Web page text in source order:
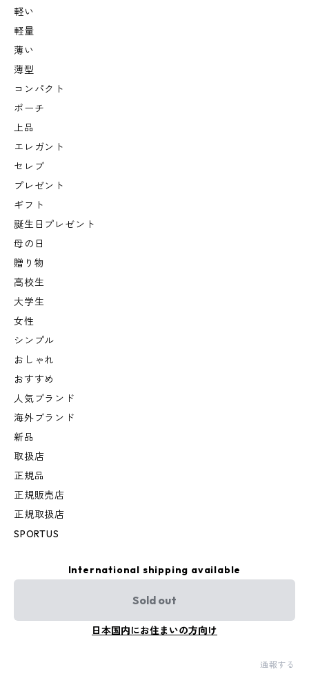
軽い
軽量
薄い
薄型
コンパクト
ポーチ
上品
エレガント
セレブ
プレゼント
ギフト
誕生日プレゼント
母の日
贈り物
高校生
大学生
女性
シンプル
おしゃれ
おすすめ
人気ブランド
海外ブランド
新品
取扱店
正規品
正規販売店
正規取扱店
SPORTUS
International shipping available
Sold out
日本国内にお住まいの方向け
通報する